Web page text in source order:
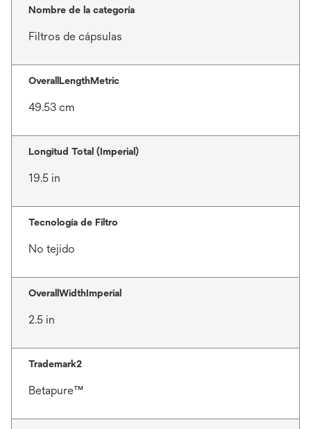
Nombre de la categoría
Filtros de cápsulas
OverallLengthMetric
49.53 cm
Longitud Total (Imperial)
19.5 in
Tecnología de Filtro
No tejido
OverallWidthImperial
2.5 in
Trademark2
Betapure™